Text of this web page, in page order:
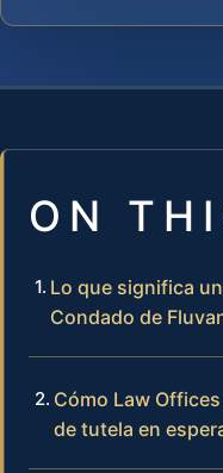
ON
Lo que significa
Condado de
Cómo Law
de tutela en